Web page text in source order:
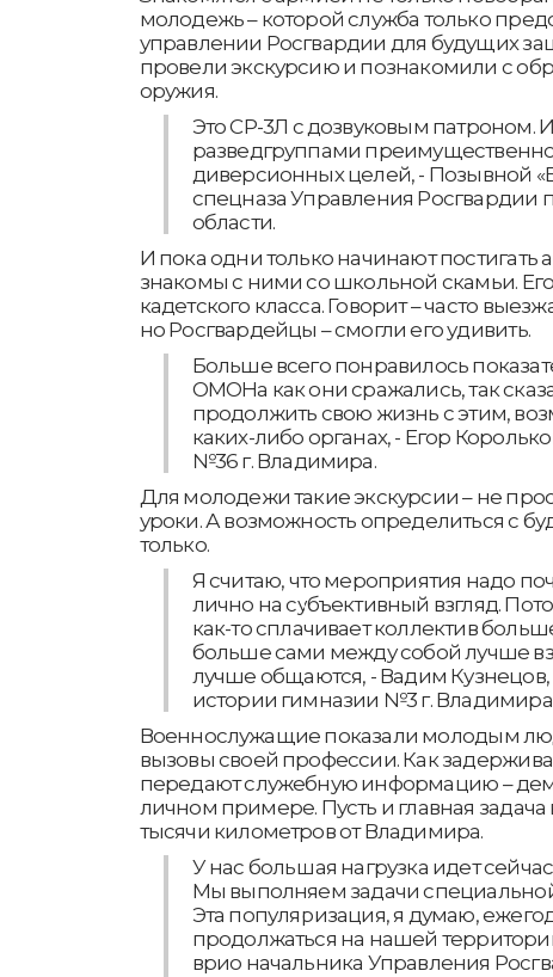
молодежь – которой служба только
управлении Росгвардии для будущих
провели экскурсию и познакомили с
оружия.
Это СР-3Л с дозвуковым патроном.
разведгруппами преимущественно,
диверсионных целей, - Позывной
спецназа Управления Росгвардии
области.
И пока одни только начинают постигать
знакомы с ними со школьной скамьи.
кадетского класса. Говорит – часто
но Росгвардейцы – смогли его удивить.
Больше всего понравилось
ОМОНа как они сражались, так
продолжить свою жизнь с этим,
каких-либо органах, - Егор
№36 г. Владимира.
Для молодежи такие экскурсии – не
уроки. А возможность определиться с
только.
Я считаю, что мероприятия надо
лично на субъективный взгляд.
как-то сплачивает коллектив
больше сами между собой лучше
лучше общаются, - Вадим
истории гимназии №3 г.
Военнослужащие показали молодым
вызовы своей профессии. Как
передают служебную информацию –
личном примере. Пусть и главная задача
тысячи километров от Владимира.
У нас большая нагрузка идет
Мы выполняем задачи
Эта популяризация, я думаю,
продолжаться на нашей
врио начальника Управления